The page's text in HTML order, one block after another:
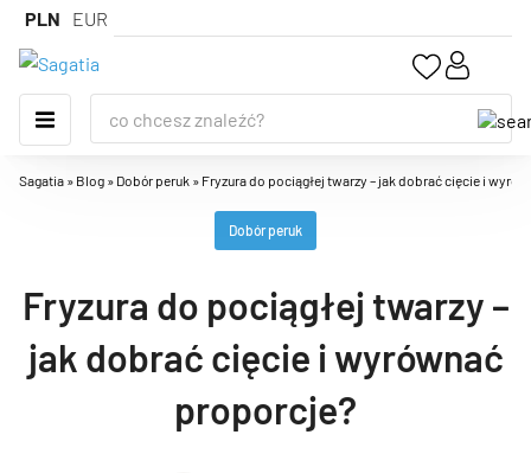
PLN EUR
Sagatia » Blog » Dobór peruk » Fryzura do pociągłej twarzy – jak dobrać cięcie i
Dobór peruk
Fryzura do pociągłej twarzy –
jak dobrać cięcie i wyrównać
proporcje?